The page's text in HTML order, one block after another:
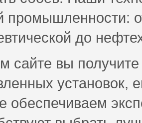
промышленности:
до
сайте вы
установок,
обеспечиваем